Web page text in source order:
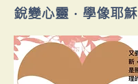
銳變心靈．學像耶穌